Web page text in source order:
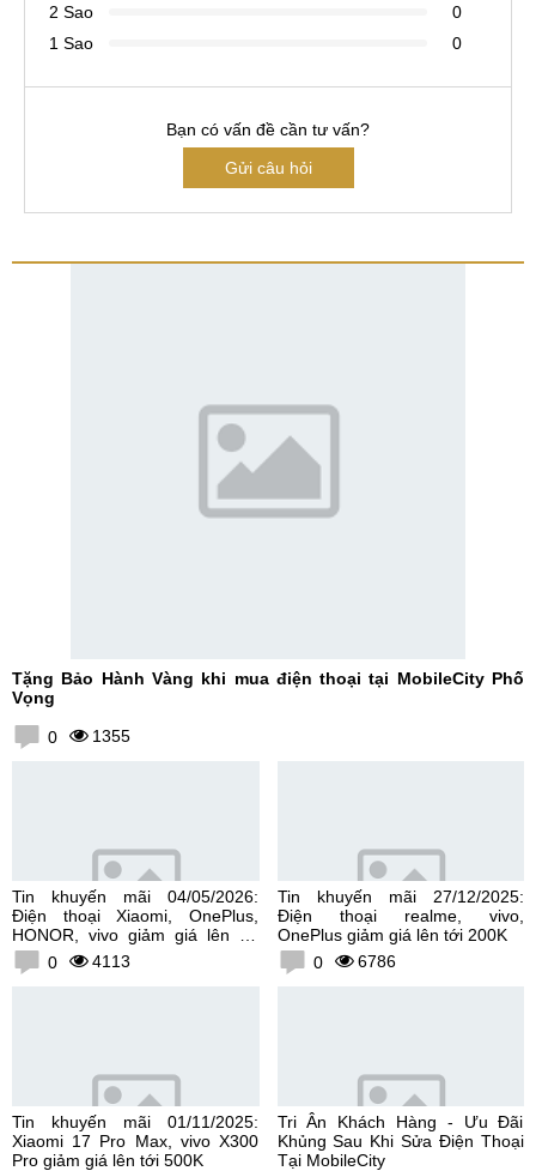
2 Sao
0
1 Sao
0
Bạn có vấn đề cần tư vấn?
Gửi câu hỏi
Tặng Bảo Hành Vàng khi mua điện thoại tại MobileCity Phố
Vọng
0 1355
Tin khuyến mãi 04/05/2026:
Điện thoại Xiaomi, OnePlus,
HONOR, vivo giảm giá lên tới
300K0 4113
Tin khuyến mãi 27/12/2025:
Điện thoại realme, vivo,
OnePlus giảm giá lên tới 200K
0
6786
Tin khuyến mãi 01/11/2025:
Xiaomi 17 Pro Max, vivo X300
Pro giảm giá lên tới 500K
Tri Ân Khách Hàng - Ưu Đãi
Khủng Sau Khi Sửa Điện Thoại
Tại MobileCity